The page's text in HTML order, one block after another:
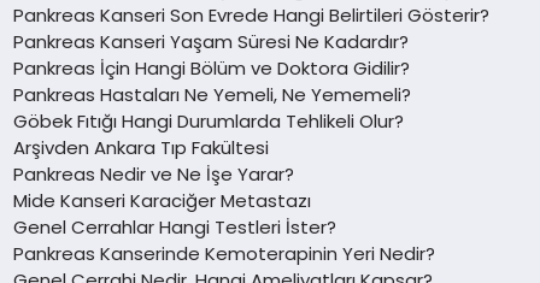
Pankreas Kanseri Son Evrede Hangi Belirtileri Gösterir?
Pankreas Kanseri Yaşam Süresi Ne Kadardır?
Pankreas İçin Hangi Bölüm ve Doktora Gidilir?
Pankreas Hastaları Ne Yemeli, Ne Yememeli?
Göbek Fıtığı Hangi Durumlarda Tehlikeli Olur?
Arşivden Ankara Tıp Fakültesi
Pankreas Nedir ve Ne İşe Yarar?
Mide Kanseri Karaciğer Metastazı
Genel Cerrahlar Hangi Testleri İster?
Pankreas Kanserinde Kemoterapinin Yeri Nedir?